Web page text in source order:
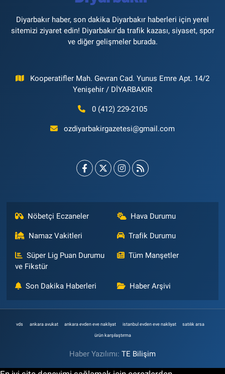
Diyarbakır haber, son dakika Diyarbakır haberleri için yerel
sitemizi ziyaret edin! Diyarbakır'da trafik kazası, siyaset, spor
ve diğer gelişmeler burada.
Kooperatifler Mah. Gevran Cad. Yunus Emre Apt. 14/2
Yenişehir / DİYARBAKIR
0 (412) 229-2105
ozdiyarbakirgazetesi@gmail.com
Nöbetçi Eczaneler Hava Durumu
Namaz Vakitleri Trafik Durumu
Süper Lig Puan Durumu
ve Fikstür
Tüm Manşetler
Son Dakika Haberleri Haber Arşivi
vds ankara avukat ankara evden eve nakliyat istanbul evden eve nakliyat satılık arsa
ürün karşılaştırma
Haber Yazılımı: TE Bilişim